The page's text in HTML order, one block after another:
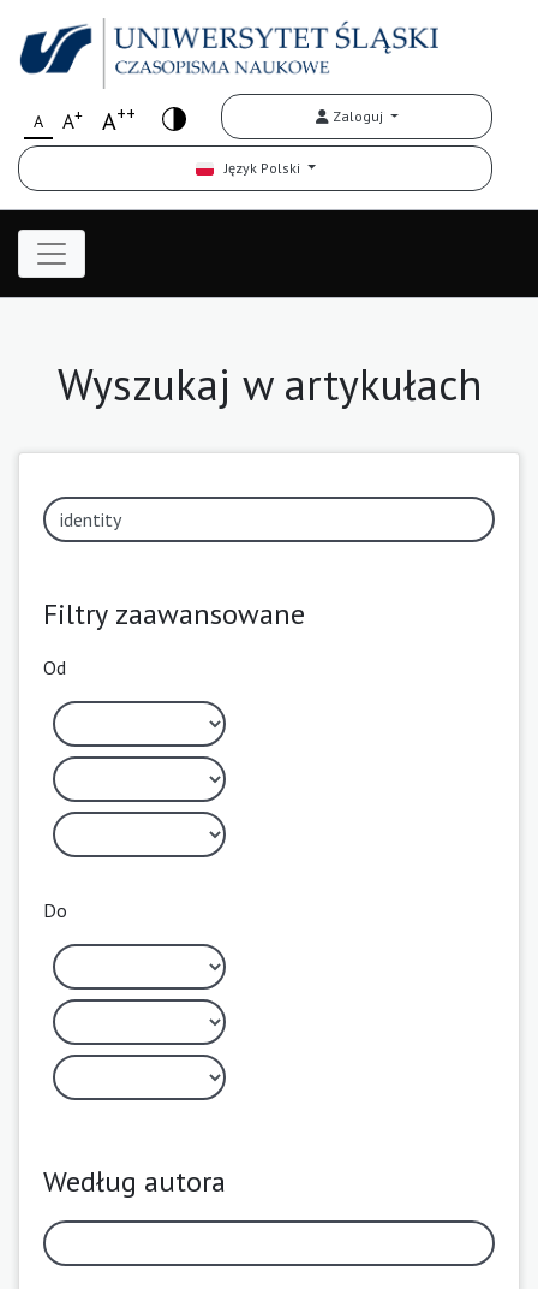
A A+ A++ Zaloguj
Język Polski
Wyszukaj w artykułach
Filtry zaawansowane
Od
Do
Według autora